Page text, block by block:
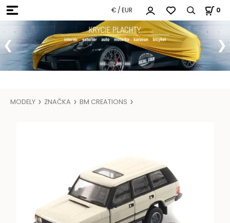
€ / EUR 0
MODELY ZNAČKA BM CREATIONS